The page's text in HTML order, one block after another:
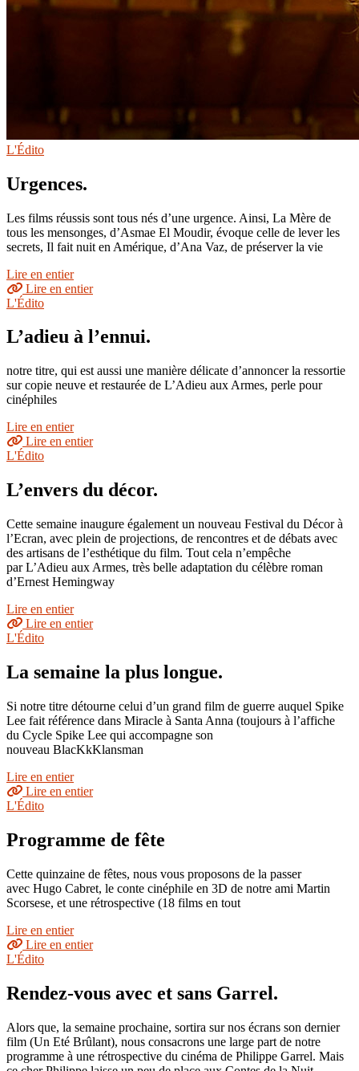
L'Édito
Urgences.
Les films réussis sont tous nés d’une urgence. Ainsi, La Mère de
tous les mensonges, d’Asmae El Moudir, évoque celle de lever les
secrets, Il fait nuit en Amérique, d’Ana Vaz, de préserver la vie
Lire en entier
Lire en entier
L'Édito
L’adieu à l’ennui.
notre titre, qui est aussi une manière délicate d’annoncer la ressortie
sur copie neuve et restaurée de L’Adieu aux Armes, perle pour
cinéphiles
Lire en entier
Lire en entier
L'Édito
L’envers du décor.
Cette semaine inaugure également un nouveau Festival du Décor à
l’Ecran, avec plein de projections, de rencontres et de débats avec
des artisans de l’esthétique du film. Tout cela n’empêche
par L’Adieu aux Armes, très belle adaptation du célèbre roman
d’Ernest Hemingway
Lire en entier
Lire en entier
L'Édito
La semaine la plus longue.
Si notre titre détourne celui d’un grand film de guerre auquel Spike
Lee fait référence dans Miracle à Santa Anna (toujours à l’affiche
du Cycle Spike Lee qui accompagne son
nouveau BlacKkKlansman
Lire en entier
Lire en entier
L'Édito
Programme de fête
Cette quinzaine de fêtes, nous vous proposons de la passer
avec Hugo Cabret, le conte cinéphile en 3D de notre ami Martin
Scorsese, et une rétrospective (18 films en tout
Lire en entier
Lire en entier
L'Édito
Rendez-vous avec et sans Garrel.
Alors que, la semaine prochaine, sortira sur nos écrans son dernier
film (Un Eté Brûlant), nous consacrons une large part de notre
programme à une rétrospective du cinéma de Philippe Garrel. Mais